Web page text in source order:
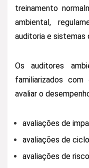
treinamento
ambiental,
auditoria e sistemas
Os auditores
familiarizados
avaliar o
avaliações de
avaliações de
avaliações de